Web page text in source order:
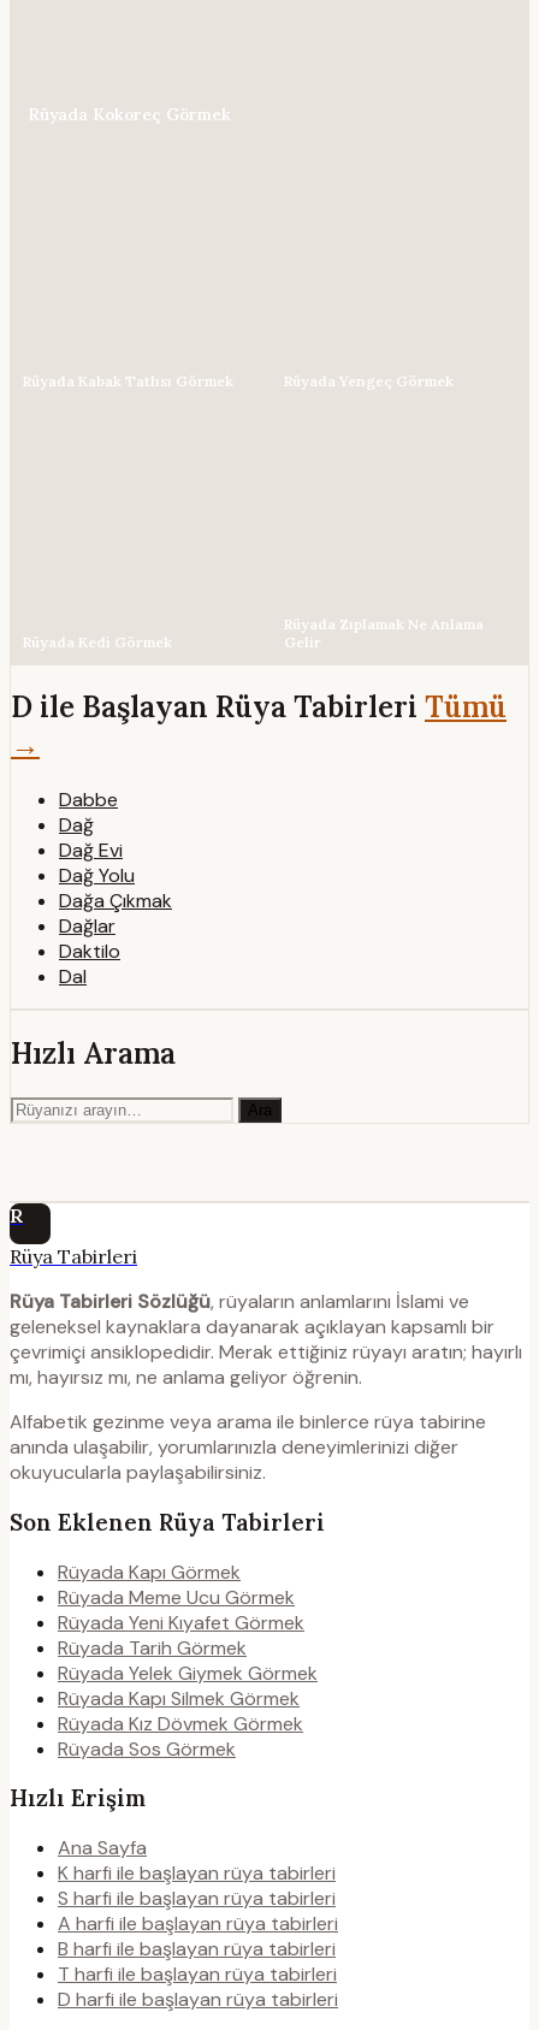
Rüyada Kokoreç Görmek
Rüyada Kabak Tatlısı Görmek Rüyada Yengeç Görmek
Rüyada Kedi Görmek
Rüyada Zıplamak Ne Anlama
Gelir
D ile Başlayan Rüya Tabirleri Tümü
→
Dabbe
Dağ
Dağ Evi
Dağ Yolu
Dağa Çıkmak
Dağlar
Daktilo
Dal
Hızlı Arama
Ara
R
Rüya Tabirleri
Rüya Tabirleri Sözlüğü, rüyaların anlamlarını İslami ve
geleneksel kaynaklara dayanarak açıklayan kapsamlı bir
çevrimiçi ansiklopedidir. Merak ettiğiniz rüyayı aratın; hayırlı
mı, hayırsız mı, ne anlama geliyor öğrenin.
Alfabetik gezinme veya arama ile binlerce rüya tabirine
anında ulaşabilir, yorumlarınızla deneyimlerinizi diğer
okuyucularla paylaşabilirsiniz.
Son Eklenen Rüya Tabirleri
Rüyada Kapı Görmek
Rüyada Meme Ucu Görmek
Rüyada Yeni Kıyafet Görmek
Rüyada Tarih Görmek
Rüyada Yelek Giymek Görmek
Rüyada Kapı Silmek Görmek
Rüyada Kız Dövmek Görmek
Rüyada Sos Görmek
Hızlı Erişim
Ana Sayfa
K harfi ile başlayan rüya tabirleri
S harfi ile başlayan rüya tabirleri
A harfi ile başlayan rüya tabirleri
B harfi ile başlayan rüya tabirleri
T harfi ile başlayan rüya tabirleri
D harfi ile başlayan rüya tabirleri